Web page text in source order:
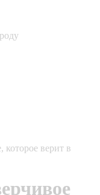
которое верит в